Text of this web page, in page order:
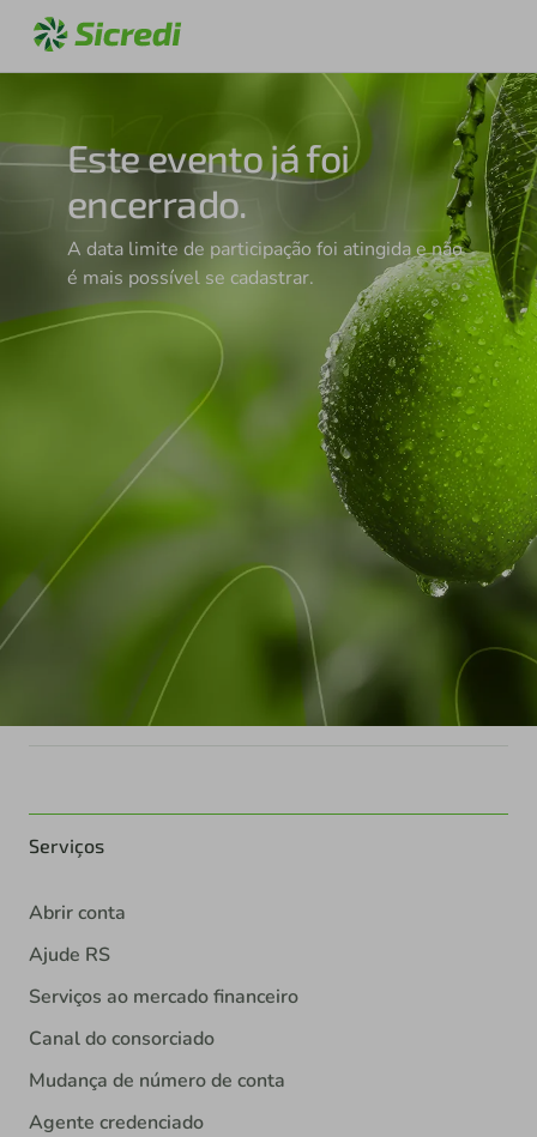
Este evento já foi
encerrado.
A data limite de participação foi atingida e não
é mais possível se cadastrar.
Serviços
Abrir conta
Ajude RS
Serviços ao mercado financeiro
Canal do consorciado
Mudança de número de conta
Agente credenciado